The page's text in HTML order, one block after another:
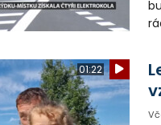
01:22